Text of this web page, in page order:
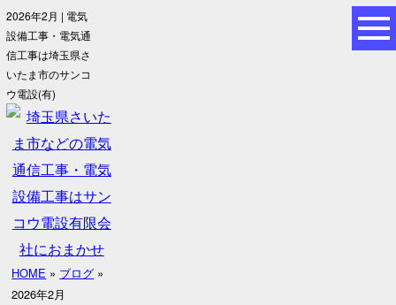
2026年2月 | 電気
設備工事・電気通
信工事は埼玉県さ
いたま市のサンコ
ウ電設(有)
HOME » ブログ »
2026年2月